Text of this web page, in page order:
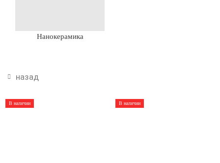
Нанокерамика
назад
В наличии В наличии